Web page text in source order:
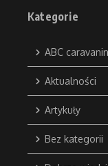
Kategorie
ABC
Aktualności
Artykuły
Bez kategorii